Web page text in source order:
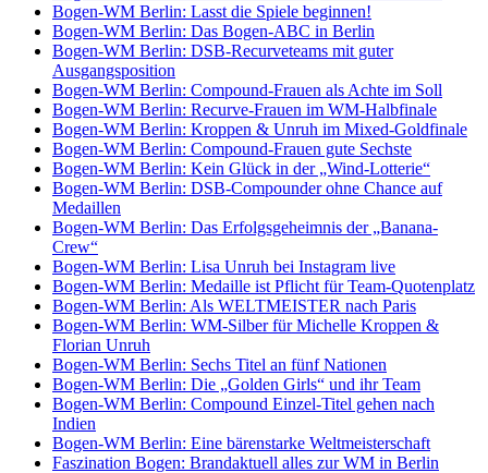
Bogen-WM Berlin: Lasst die Spiele beginnen!
Bogen-WM Berlin: Das Bogen-ABC in Berlin
Bogen-WM Berlin: DSB-Recurveteams mit guter
Ausgangsposition
Bogen-WM Berlin: Compound-Frauen als Achte im Soll
Bogen-WM Berlin: Recurve-Frauen im WM-Halbfinale
Bogen-WM Berlin: Kroppen & Unruh im Mixed-Goldfinale
Bogen-WM Berlin: Compound-Frauen gute Sechste
Bogen-WM Berlin: Kein Glück in der „Wind-Lotterie“
Bogen-WM Berlin: DSB-Compounder ohne Chance auf
Medaillen
Bogen-WM Berlin: Das Erfolgsgeheimnis der „Banana-
Crew“
Bogen-WM Berlin: Lisa Unruh bei Instagram live
Bogen-WM Berlin: Medaille ist Pflicht für Team-Quotenplatz
Bogen-WM Berlin: Als WELTMEISTER nach Paris
Bogen-WM Berlin: WM-Silber für Michelle Kroppen &
Florian Unruh
Bogen-WM Berlin: Sechs Titel an fünf Nationen
Bogen-WM Berlin: Die „Golden Girls“ und ihr Team
Bogen-WM Berlin: Compound Einzel-Titel gehen nach
Indien
Bogen-WM Berlin: Eine bärenstarke Weltmeisterschaft
Faszination Bogen: Brandaktuell alles zur WM in Berlin